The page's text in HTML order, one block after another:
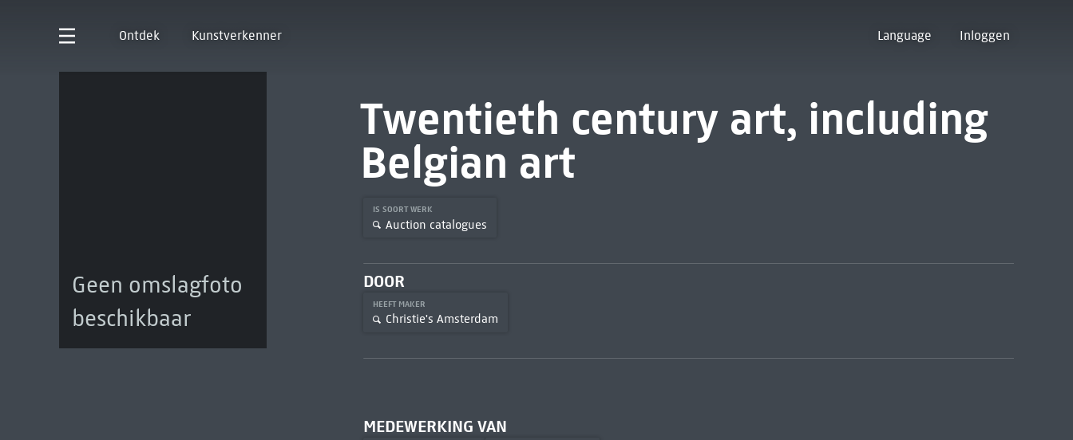
Ontdek Kunstverkenner Language Inloggen
Geen omslagfoto
beschikbaar
Twentieth century art, including
Belgian art
IS SOORT WERK
Auction catalogues
DOOR
HEEFT MAKER
Christie's Amsterdam
MEDEWERKING VAN